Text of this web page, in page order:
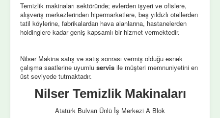
Temizlik makinaları sektöründe; evlerden işyeri ve ofislere,
alışveriş merkezlerinden hipermarketlere, beş yıldızlı otellerden
tatil köylerine, fabrikalardan hava alanlarına, hastanelerden
holdinglere kadar geniş kapsamlı bir hizmet vermektedir.
Nilser Makina satış ve satış sonrası vermiş olduğu esnek
çalışma saatlerine uyumlu servis ile müşteri memnuniyetini en
üst seviyede tutmaktadır.
Nilser Temizlik Makinaları
Atatürk Bulvarı Ünlü İş Merkezi A Blok